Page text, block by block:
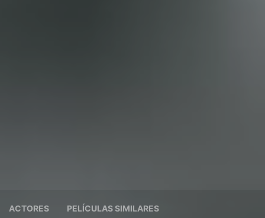
ACTORES PELÍCULAS SIMILARES